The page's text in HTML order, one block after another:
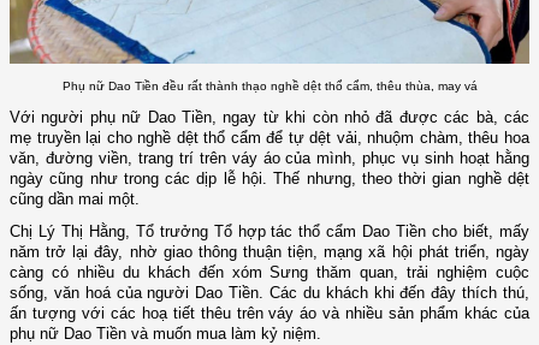
Phụ nữ Dao Tiền đều rất thành thạo nghề dệt thổ cẩm, thêu thùa, may vá
Với người phụ nữ Dao Tiền, ngay từ khi còn nhỏ đã được các bà, các
mẹ truyền lại cho nghề dệt thổ cẩm để tự dệt vải, nhuộm chàm, thêu hoa
văn, đường viền, trang trí trên váy áo của mình, phục vụ sinh hoạt hằng
ngày cũng như trong các dịp lễ hội. Thế nhưng, theo thời gian nghề dệt
cũng dần mai một.
Chị Lý Thị Hằng, Tổ trưởng Tổ hợp tác thổ cẩm Dao Tiền cho biết, mấy
năm trở lại đây, nhờ giao thông thuận tiện, mạng xã hội phát triển, ngày
càng có nhiều du khách đến xóm Sưng thăm quan, trải nghiệm cuộc
sống, văn hoá của người Dao Tiền. Các du khách khi đến đây thích thú,
ấn tượng với các hoạ tiết thêu trên váy áo và nhiều sản phẩm khác của
phụ nữ Dao Tiền và muốn mua làm kỷ niệm.